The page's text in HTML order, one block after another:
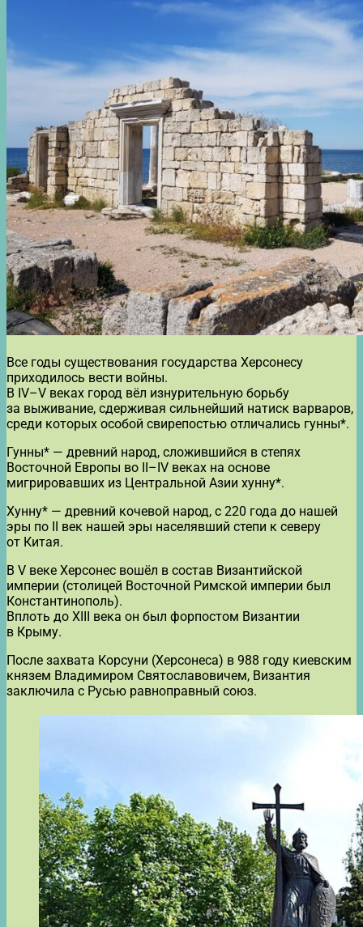
Все годы существования государства Херсонесу
приходилось вести войны.
В IV–V веках город вёл изнурительную борьбу
за выживание, сдерживая сильнейший натиск варваров,
среди которых особой свирепостью отличались гунны*.
Гунны* — древний народ, сложившийся в степях
Восточной Европы во II–IV веках на основе
мигрировавших из Центральной Азии хунну*.
Хунну* — древний кочевой народ, с 220 года до нашей
эры по II век нашей эры населявший степи к северу
от Китая.
В V веке Херсонес вошёл в состав Византийской
империи (столицей Восточной Римской империи был
Константинополь).
Вплоть до XIII века он был форпостом Византии
в Крыму.
После захвата Корсуни (Херсонеса) в 988 году киевским
князем Владимиром Святославовичем, Византия
заключила с Русью равноправный союз.